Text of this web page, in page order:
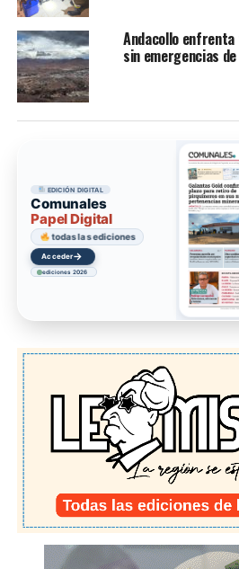
Andacollo
sin emergencias
EDICIÓN DIGITAL
Comunales
Papel Digital
todas las ediciones
Acceder→
ediciones 2026